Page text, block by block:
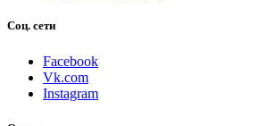
Соц. сети
Facebook
Vk.com
Instagram